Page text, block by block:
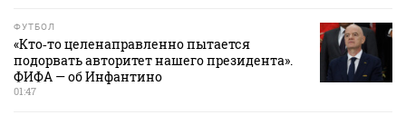
ФУТБОЛ
«Кто‑то целенаправленно пытается
подорвать авторитет нашего президента».
ФИФА — об Инфантино
01:47